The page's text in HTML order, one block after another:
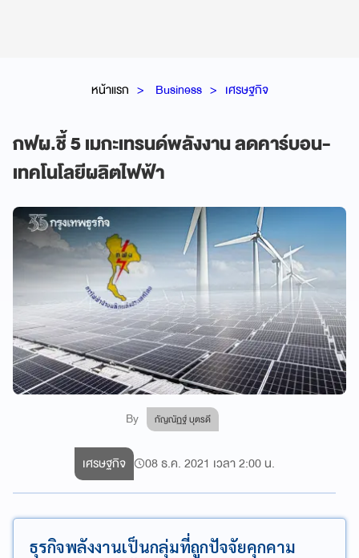
หน้าแรก Business เศรษฐกิจ
กฟผ.ชี้ 5 เมกะเทรนด์พลังงาน ลดคาร์บอน-
เทคโนโลยีผลิตไฟฟ้า
By กัญณัฏฐ์ บุตรดี
เศรษฐกิจ 08 ธ.ค. 2021 เวลา 2:00 น.
ธุรกิจพลังงานเป็นกลุ่มที่ถูกปัจจัยคุกคาม